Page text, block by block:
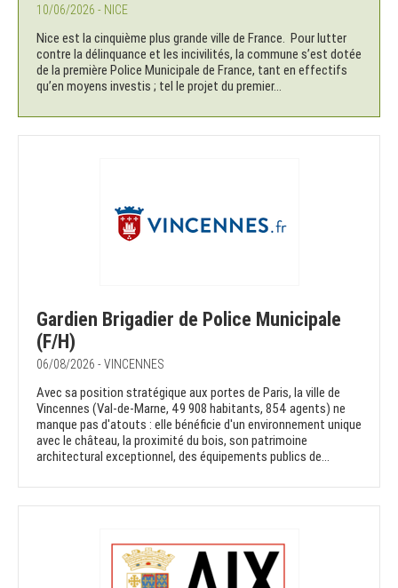
10/06/2026 - NICE
Nice est la cinquième plus grande ville de France. Pour lutter
contre la délinquance et les incivilités, la commune s’est dotée
de la première Police Municipale de France, tant en effectifs
qu’en moyens investis ; tel le projet du premier...
Gardien Brigadier de Police Municipale
(F/H)
06/08/2026 - VINCENNES
Avec sa position stratégique aux portes de Paris, la ville de
Vincennes (Val-de-Marne, 49 908 habitants, 854 agents) ne
manque pas d'atouts : elle bénéficie d'un environnement unique
avec le château, la proximité du bois, son patrimoine
architectural exceptionnel, des équipements publics de...